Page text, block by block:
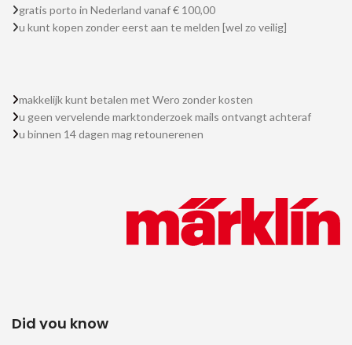
gratis porto in Nederland vanaf € 100,00
u kunt kopen zonder eerst aan te melden [wel zo veilig]
makkelijk kunt betalen met Wero zonder kosten
u geen vervelende marktonderzoek mails ontvangt achteraf
u binnen 14 dagen mag retounerenen
Did you know